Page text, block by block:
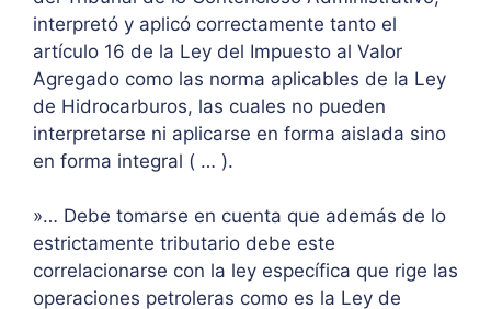
interpretó y aplicó correctamente tanto el
artículo 16 de la Ley del Impuesto al Valor
Agregado como las norma aplicables de la Ley
de Hidrocarburos, las cuales no pueden
interpretarse ni aplicarse en forma aislada sino
en forma integral ( … ).
»… Debe tomarse en cuenta que además de lo
estrictamente tributario debe este
correlacionarse con la ley específica que rige las
operaciones petroleras como es la Ley de